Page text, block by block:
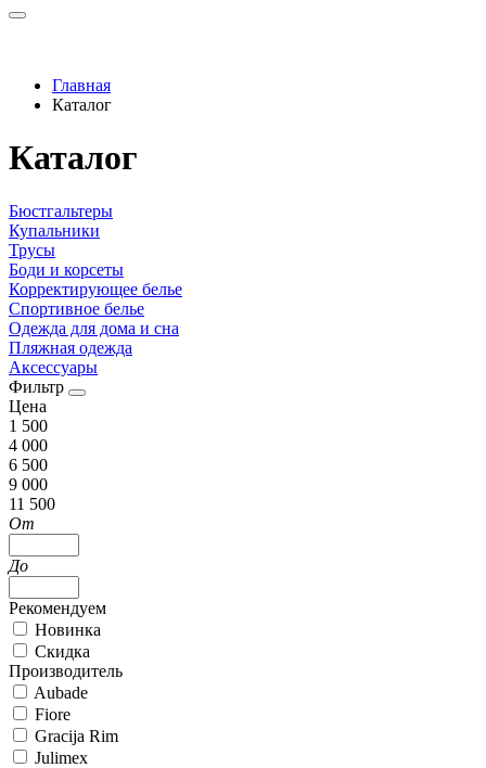
Главная
Каталог
Каталог
Бюстгальтеры
Купальники
Трусы
Боди и корсеты
Корректирующее белье
Спортивное белье
Одежда для дома и сна
Пляжная одежда
Аксессуары
Фильтр
Цена
1 500
4 000
6 500
9 000
11 500
От
До
Рекомендуем
Новинка
Скидка
Производитель
Aubade
Fiore
Gracija Rim
Julimex